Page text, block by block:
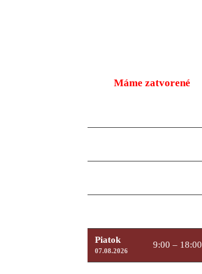
Máme zatvorené
Piatok
07.08.2026
9:00 – 18:00